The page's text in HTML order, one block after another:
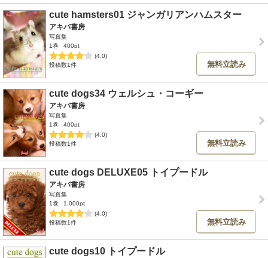
cute hamsters01 ジャンガリアンハムスター
アキバ書房
写真集
1巻
400pt
(4.0)
投稿数1件
無料立読み
cute dogs34 ウェルシュ・コーギー
アキバ書房
写真集
1巻
400pt
(4.0)
投稿数1件
無料立読み
cute dogs DELUXE05 トイプードル
アキバ書房
写真集
1巻
1,000pt
(4.0)
投稿数1件
無料立読み
cute dogs10 トイプードル